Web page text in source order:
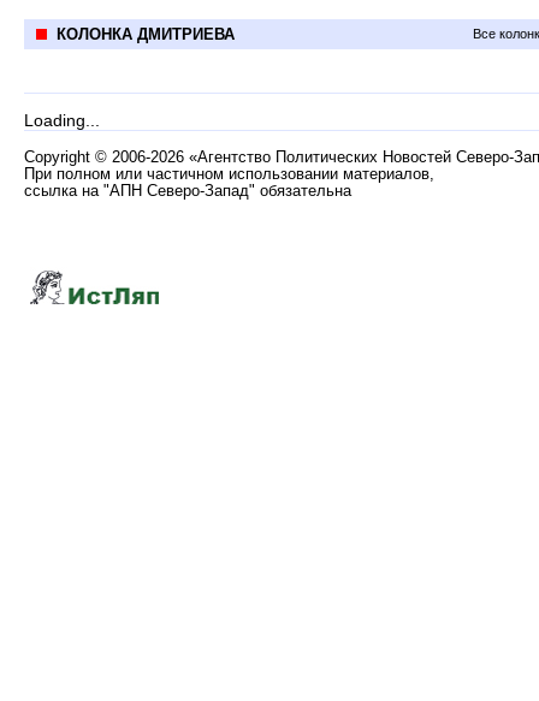
КОЛОНКА ДМИТРИЕВА Все
Loading...
Copyright © 2006-2026 «Агентство Политических Новостей Северо-
При полном или частичном использовании материалов,
ссылка на "АПН Северо-Запад" обязательна